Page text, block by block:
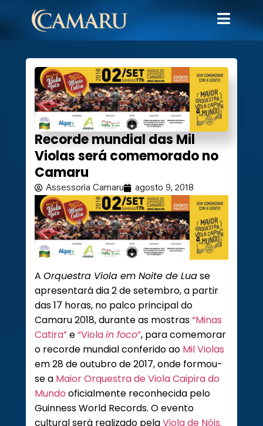
Recorde mundial das Mil
Violas será comemorado no
Camaru
Assessoria Camaru agosto 9, 2018
A Orquestra Viola em Noite de Luase
apresentará dia 2 de setembro, a partir
das 17 horas, no palco principal do
Camaru 2018, durante as mostras“Minas
Catira”e“Violain foco”, para comemorar
o recorde mundial conferido ao Mil Violas
em 28 de outubro de 2017, onde formou-
se a Maior Orquestra de Viola Caipira do
Mundo oficialmente reconhecida pelo
Guinness World Records. O evento
cultural será realizado pelaViola de Nóis.